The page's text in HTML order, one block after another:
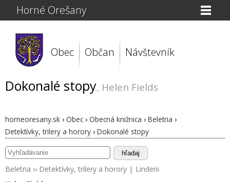
Horné Orešany
Obec Občan Návštevník
Dokonalé stopy, Helen Fields
horneoresany.sk › Obec › Obecná knižnica › Beletria ›
Detektívky, trilery a horory › Dokonalé stopy
hľadaj
Beletria ›› Detektívky, trilery a horory | Lindeni